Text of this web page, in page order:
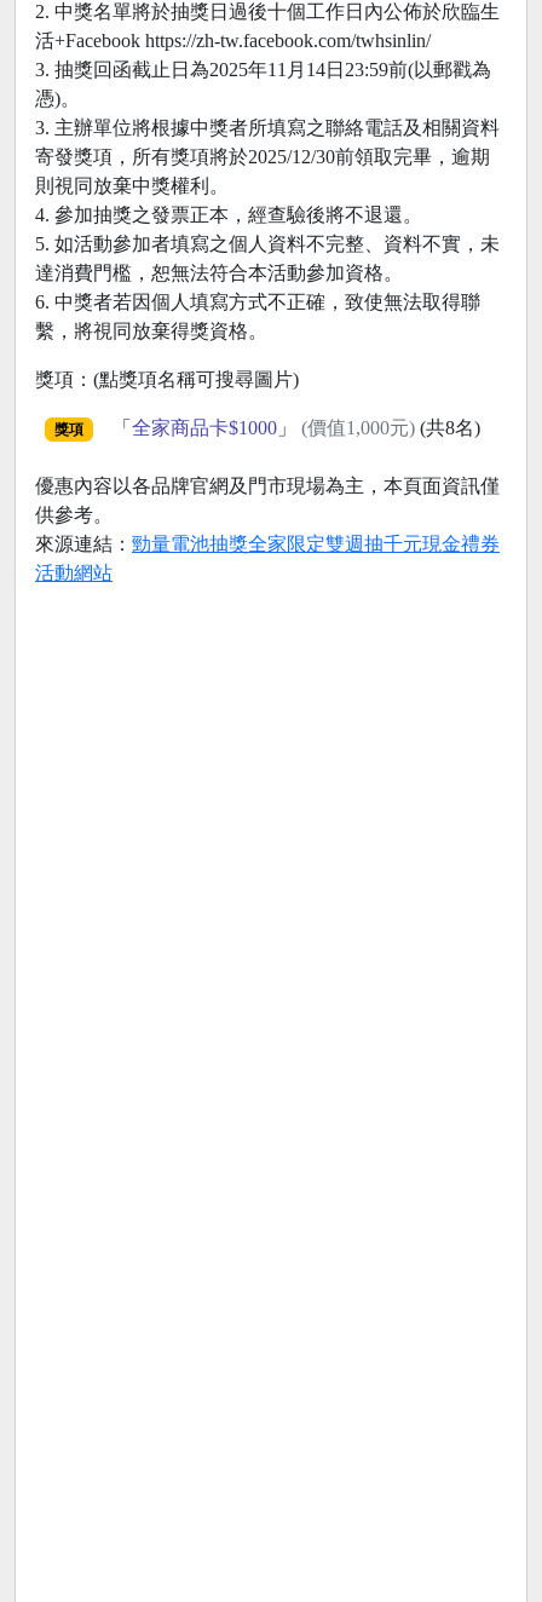
2. 中獎名單將於抽獎日過後十個工作日內公佈於欣臨生
活+Facebook https://zh-tw.facebook.com/twhsinlin/
3. 抽獎回函截止日為2025年11月14日23:59前(以郵戳為
憑)。
3. 主辦單位將根據中獎者所填寫之聯絡電話及相關資料
寄發獎項，所有獎項將於2025/12/30前領取完畢，逾期
則視同放棄中獎權利。
4. 參加抽獎之發票正本，經查驗後將不退還。
5. 如活動參加者填寫之個人資料不完整、資料不實，未
達消費門檻，恕無法符合本活動參加資格。
6. 中獎者若因個人填寫方式不正確，致使無法取得聯
繫，將視同放棄得獎資格。
獎項：(點獎項名稱可搜尋圖片)
獎項 「 全家商品卡$1000」 (價值1,000元)(共8名)
優惠內容以各品牌官網及門市現場為主，本頁面資訊僅
供參考。
來源連結： 勁量電池抽獎全家限定雙週抽千元現金禮券
活動網站